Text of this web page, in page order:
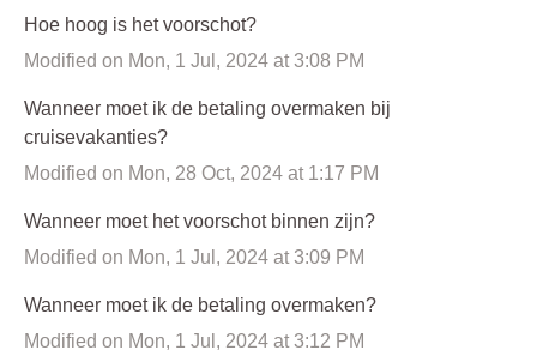
Hoe hoog is het voorschot?
Modified on Mon, 1 Jul, 2024 at 3:08 PM
Wanneer moet ik de betaling overmaken bij
cruisevakanties?
Modified on Mon, 28 Oct, 2024 at 1:17 PM
Wanneer moet het voorschot binnen zijn?
Modified on Mon, 1 Jul, 2024 at 3:09 PM
Wanneer moet ik de betaling overmaken?
Modified on Mon, 1 Jul, 2024 at 3:12 PM